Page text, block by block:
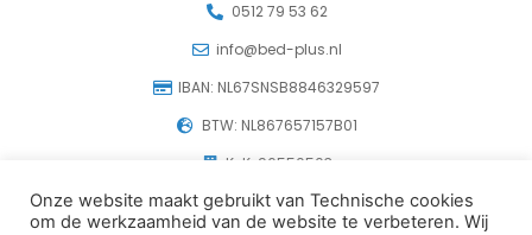
0512 79 53 62
info@bed-plus.nl
IBAN: NL67SNSB8846329597
BTW: NL867657157B01
KvK: 96550503
Onze website maakt gebruikt van Technische cookies
om de werkzaamheid van de website te verbeteren. Wij